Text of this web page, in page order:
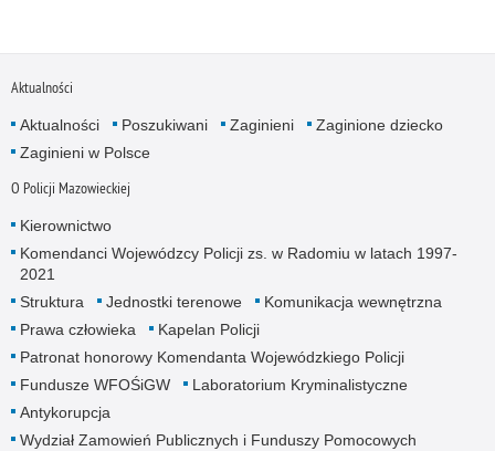
Aktualności
Aktualności Poszukiwani Zaginieni
Zaginione dziecko
Zaginieni w Polsce
O Policji Mazowieckiej
Kierownictwo
Komendanci Wojewódzcy Policji zs. w Radomiu w latach 1997-
2021
Struktura
Jednostki terenowe
Komunikacja wewnętrzna
Prawa człowieka
Kapelan Policji
Patronat honorowy Komendanta Wojewódzkiego Policji
Fundusze WFOŚiGW
Laboratorium Kryminalistyczne
Antykorupcja
Wydział Zamowień Publicznych i Funduszy Pomocowych